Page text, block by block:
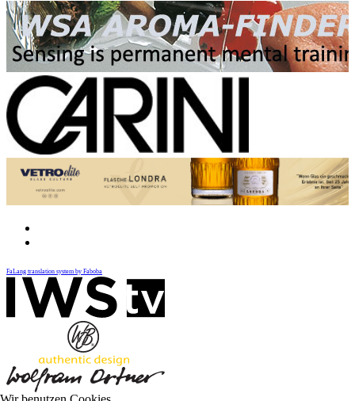
FaLang translation system by Faboba